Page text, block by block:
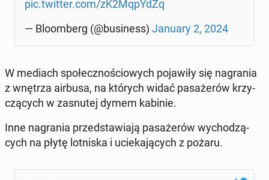
pic.twitter.com/zK2MqpYdZq
— Blo­om­berg (@bu­si­ness) January 2, 2024
W mediach spo­łecz­no­ścio­wych po­ja­wi­ły się na­gra­nia
z wnętrza airbusa, na których widać pa­sa­że­rów krzy­
czą­cych w za­snu­tej dymem kabinie.
Inne na­gra­nia przed­sta­wia­ją pa­sa­że­rów wy­cho­dzą­
cych na płytę lot­ni­ska i ucie­ka­ją­cych z pożaru.